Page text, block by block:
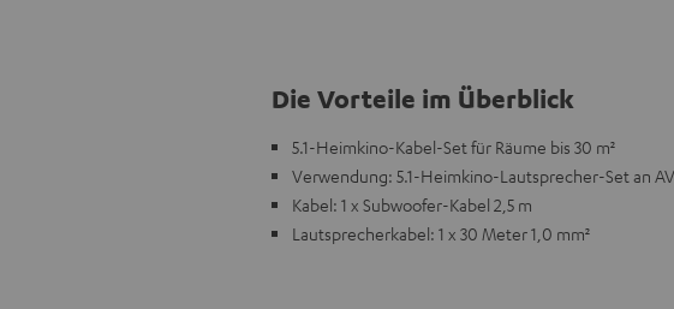
Die Vorteile im Überblick
5.1-Heimkino-Kabel-Set für Räume bis 30 m²
Verwendung: 5.1-Heimkino-Lautsprecher-Set an
Kabel: 1 x Subwoofer-Kabel 2,5 m
Lautsprecherkabel: 1 x 30 Meter 1,0 mm²